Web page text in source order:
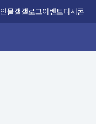
인물갤갤로그이벤트디시콘